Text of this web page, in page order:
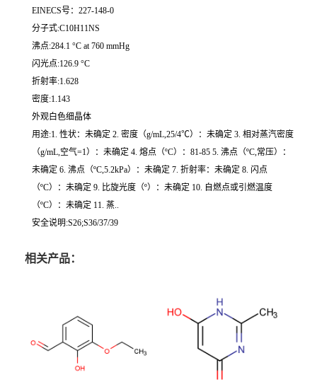
EINECS号：227-148-0
分子式:C10H11NS
沸点:284.1 °C at 760 mmHg
闪光点:126.9 °C
折射率:1.628
密度:1.143
外观白色细晶体
用途:1. 性状：未确定 2. 密度（g/mL,25/4℃）：未确定 3. 相对蒸汽密度
（g/mL,空气=1）：未确定 4. 熔点（ºC）：81-85 5. 沸点（ºC,常压）：
未确定 6. 沸点（ºC,5.2kPa）：未确定 7. 折射率：未确定 8. 闪点
（ºC）：未确定 9. 比旋光度（º）：未确定 10. 自燃点或引燃温度
（ºC）：未确定 11. 蒸..
安全说明:S26;S36/37/39
相关产品：